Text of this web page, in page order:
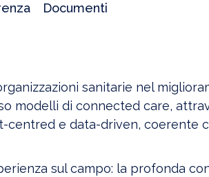
Documenti
sanitarie nel
modelli di connected care,
e data-driven, coerente
sul campo: la profonda